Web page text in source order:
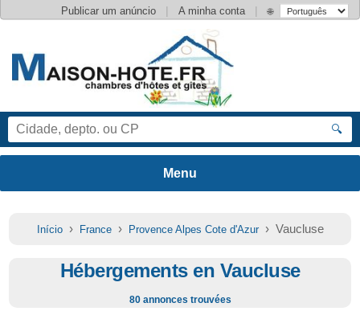
Publicar um anúncio | A minha conta | 🌐
🔍
Início› France› Provence Alpes Cote d'Azur› Vaucluse
Hébergements en Vaucluse
80 annonces trouvées